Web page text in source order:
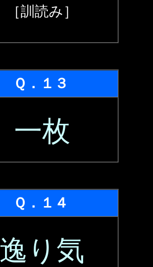
［訓読み］
Ｑ．１３
一枚
Ｑ．１４
逸り気